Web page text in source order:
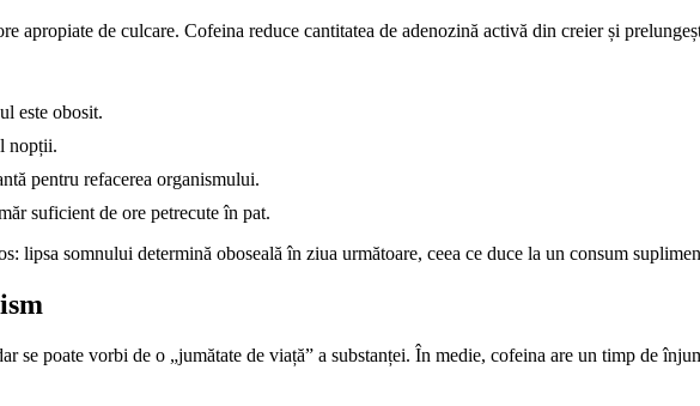
apropiate de culcare. Cofeina reduce cantitatea de adenozină activă din creier și
este obosit.
nopții.
pentru refacerea organismului.
suficient de ore petrecute în pat.
lipsa somnului determină oboseală în ziua următoare, ceea ce duce la un consum
poate vorbi de o „jumătate de viață” a substanței. În medie, cofeina are un timp de